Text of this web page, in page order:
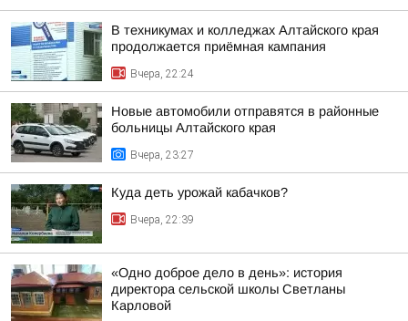
В техникумах и колледжах Алтайского края
продолжается приёмная кампания
Вчера, 22:24
Новые автомобили отправятся в районные
больницы Алтайского края
Вчера, 23:27
Куда деть урожай кабачков?
Вчера, 22:39
«Одно доброе дело в день»: история
директора сельской школы Светланы
Карловой